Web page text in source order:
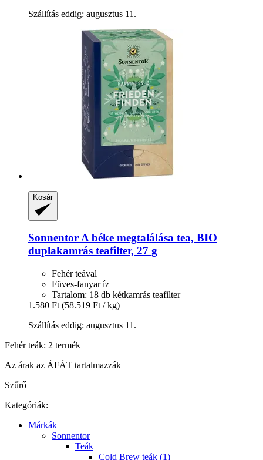
Szállítás eddig: augusztus 11.
Kosár
SonnentorA béke megtalálása tea, BIO
duplakamrás teafilter, 27 g
Fehér teával
Füves-fanyar íz
Tartalom: 18 db kétkamrás teafilter
1.580 Ft (58.519 Ft / kg)
Szállítás eddig: augusztus 11.
Fehér teák: 2 termék
Az árak az ÁFÁT tartalmazzák
Szűrő
Kategóriák:
Márkák
Sonnentor
Teák
Cold Brew teák (1)